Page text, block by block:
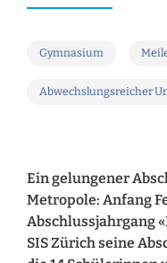
Gymnasium
Abwechslungsreicher
Ein gelungener
Metropole: Anfang
Abschlussjahrgang
SIS Zürich seine